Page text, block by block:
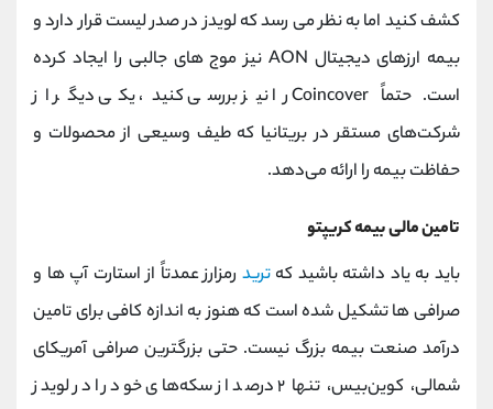
کشف کنید اما به نظر می رسد که لویدز در صدر لیست قرار دارد و
بیمه ارزهای دیجیتال AON نیز موج های جالبی را ایجاد کرده
است. حتماً Coincover را نیز بررسی کنید، یکی دیگر از
شرکت‌های مستقر در بریتانیا که طیف وسیعی از محصولات و
حفاظت بیمه را ارائه می‌دهد.
تامین مالی بیمه کریپتو
باید به یاد داشته باشید کهترید رمزارز عمدتاً از استارت آپ ها و
صرافی ها تشکیل شده است که هنوز به اندازه کافی برای تامین
درآمد صنعت بیمه بزرگ نیست. حتی بزرگترین صرافی آمریکای
شمالی، کوین‌بیس، تنها ۲ درصد از سکه‌های خود را در لویدز